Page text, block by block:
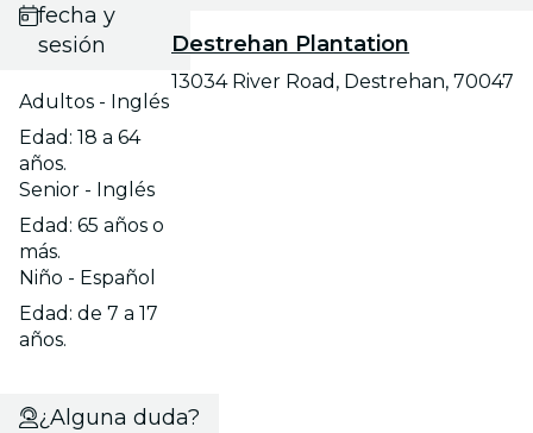
fecha y
sesión
Adultos - Inglés
Edad: 18 a 64
años.
Senior - Inglés
Edad: 65 años o
más.
Niño - Español
Edad: de 7 a 17
años.
Destrehan Plantation
13034 River Road, Destrehan, 70047
¿Alguna duda?